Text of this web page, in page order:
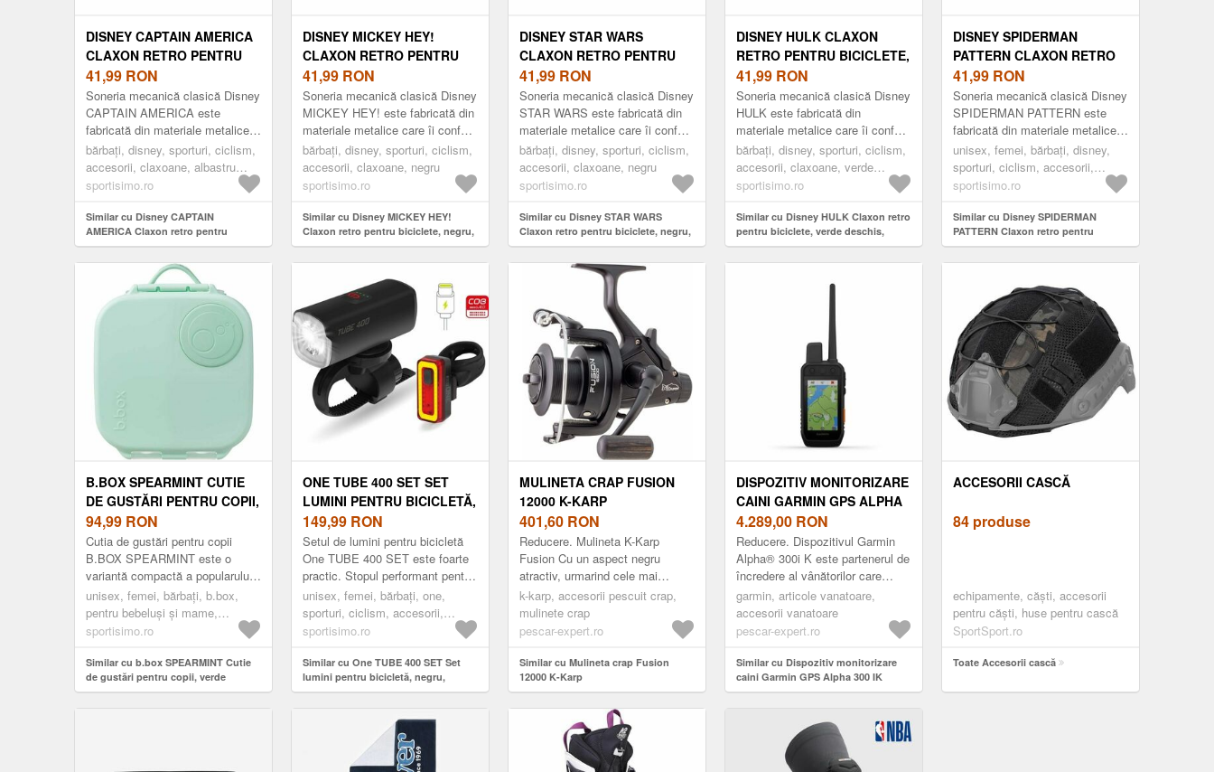
DISNEY CAPTAIN AMERICA
CLAXON RETRO PENTRU
BICICLETE, ALBASTRU
ÎNCHIS, MĂRIME
41,99 RON
Soneria mecanică clasică Disney
CAPTAIN AMERICA este
fabricată din materiale metalice
care îi conferă o construcție
robustă și durabilă. Are un des...
bărbați, disney, sporturi, ciclism,
accesorii, claxoane, albastru
închis
sportisimo.ro
Similar cu Disney CAPTAIN
AMERICA Claxon retro pentru
biciclete, albastru închis, mărime
DISNEY MICKEY HEY!
CLAXON RETRO PENTRU
BICICLETE, NEGRU,
MĂRIME
41,99 RON
Soneria mecanică clasică Disney
MICKEY HEY! este fabricată din
materiale metalice care îi conferă
o construcție robustă și durabilă.
Are un design ...
bărbați, disney, sporturi, ciclism,
accesorii, claxoane, negru
sportisimo.ro
Similar cu Disney MICKEY HEY!
Claxon retro pentru biciclete, negru,
mărime
DISNEY STAR WARS
CLAXON RETRO PENTRU
BICICLETE, NEGRU,
MĂRIME
41,99 RON
Soneria mecanică clasică Disney
STAR WARS este fabricată din
materiale metalice care îi conferă
o construcție robustă și durabilă.
Are un design re...
bărbați, disney, sporturi, ciclism,
accesorii, claxoane, negru
sportisimo.ro
Similar cu Disney STAR WARS
Claxon retro pentru biciclete, negru,
mărime
DISNEY HULK CLAXON
RETRO PENTRU BICICLETE,
VERDE DESCHIS, MĂRIME
41,99 RON
Soneria mecanică clasică Disney
HULK este fabricată din
materiale metalice care îi conferă
o construcție robustă și durabilă.
Are un design retro ș...
bărbați, disney, sporturi, ciclism,
accesorii, claxoane, verde
deschis
sportisimo.ro
Similar cu Disney HULK Claxon retro
pentru biciclete, verde deschis,
mărime
DISNEY SPIDERMAN
PATTERN CLAXON RETRO
PENTRU BICICLETE, ROȘU,
MĂRIME
41,99 RON
Soneria mecanică clasică Disney
SPIDERMAN PATTERN este
fabricată din materiale metalice
care îi conferă o construcție
robustă și durabilă. Are un d...
unisex, femei, bărbați, disney,
sporturi, ciclism, accesorii,
claxoane, roșu
sportisimo.ro
Similar cu Disney SPIDERMAN
PATTERN Claxon retro pentru
biciclete, roșu, mărime
B.BOX SPEARMINT CUTIE
DE GUSTĂRI PENTRU COPII,
VERDE DESCHIS, MĂRIME
94,99 RON
Cutia de gustări pentru copii
B.BOX SPEARMINT este o
variantă compactă a popularului
lunchbox, care oferă o
configurație interioară variabilă
pentr...
unisex, femei, bărbați, b.box,
pentru bebeluși și mame,
pregătește-te pentru școală,
sportisimo.ro
Similar cu b.box SPEARMINT Cutie
de gustări pentru copii, verde
deschis, mărime
ONE TUBE 400 SET SET
LUMINI PENTRU BICICLETĂ,
NEGRU, MĂRIME
149,99 RON
Setul de lumini pentru bicicletă
One TUBE 400 SET este foarte
practic. Stopul performant pentru
bicicletă One Star Lite
beneficiază de diode LED CO...
unisex, femei, bărbați, one,
sporturi, ciclism, accesorii,
lumini, negru
sportisimo.ro
Similar cu One TUBE 400 SET Set
lumini pentru bicicletă, negru,
mărime
MULINETA CRAP FUSION
12000 K-KARP
401,60 RON
Reducere. Mulineta K-Karp
Fusion Cu un aspect negru
atractiv, urmarind cele mai
recente tendinte, mulineta Fusion
dispune de o multitudine de
caracteristici ...
k-karp, accesorii pescuit crap,
mulinete crap
pescar-expert.ro
Similar cu Mulineta crap Fusion
12000 K-Karp
DISPOZITIV MONITORIZARE
CAINI GARMIN GPS ALPHA
300 IK
4.289,00 RON
Reducere. Dispozitivul Garmin
Alpha® 300i K este partenerul de
încredere al vânătorilor care
doresc control, siguranță și
conexiune permanentă cu câinii
lor....
garmin, articole vanatoare,
accesorii vanatoare
pescar-expert.ro
Similar cu Dispozitiv monitorizare
caini Garmin GPS Alpha 300 IK
ACCESORII CASCĂ
84 produse
echipamente, căști, accesorii
pentru căști, huse pentru cască
SportSport.ro
Toate Accesorii cască